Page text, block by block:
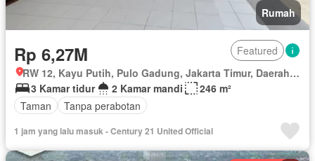
Rumah
Rp 6,27M
Featured
RW 12, Kayu Putih, Pulo Gadung, Jakarta Timur, Daerah Khusus Ibukota Jakarta
3 Kamar tidur
2 Kamar mandi
246 m²
Taman
Tanpa perabotan
1 jam yang lalu masuk - Century 21 United Official